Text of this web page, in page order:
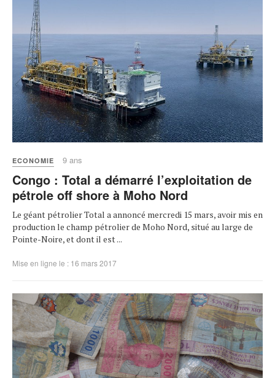
ECONOMIE 9 ans
Congo : Total a démarré l’exploitation de
pétrole off shore à Moho Nord
Le géant pétrolier Total a annoncé mercredi 15 mars, avoir mis en
production le champ pétrolier de Moho Nord, situé au large de
Pointe-Noire, et dont il est ...
Mise en ligne le : 16 mars 2017